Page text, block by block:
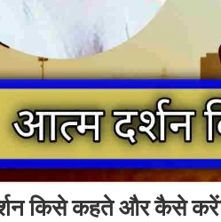
किसे कहते और कैसे